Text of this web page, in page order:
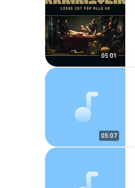
05:01
05:07